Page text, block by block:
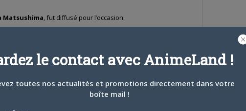
Matsushima, fut diffusé pour l’occasion.
disponible aux éditionsPaninitandis que l’anime,
par
X-Tra 69, avec un très beau poster.
le contact avec AnimeLand !
toutes nos actualités et promotions directement dans votre
boîte mail !